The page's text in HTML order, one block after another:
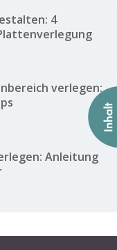
4
verlegen:
Anleitung